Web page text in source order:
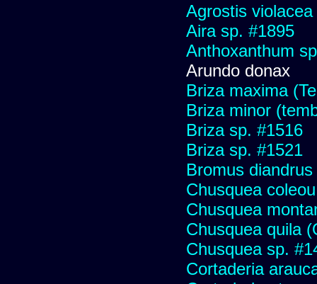
Agrostis violacea
Aira sp. #1895
Anthoxanthum
Arundo donax
Briza maxima
Briza minor
Briza sp. #1516
Briza sp. #1521
Bromus diandrus
Chusquea
Chusquea
Chusquea quila
Chusquea sp.
Cortaderia